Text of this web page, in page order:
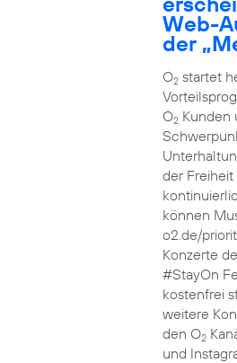
Web-
der
O2startet
O2Kunden
der Freiheit
können
o2.de/
Konzerte
#StayOn
kostenfrei
weitere
den O2
und